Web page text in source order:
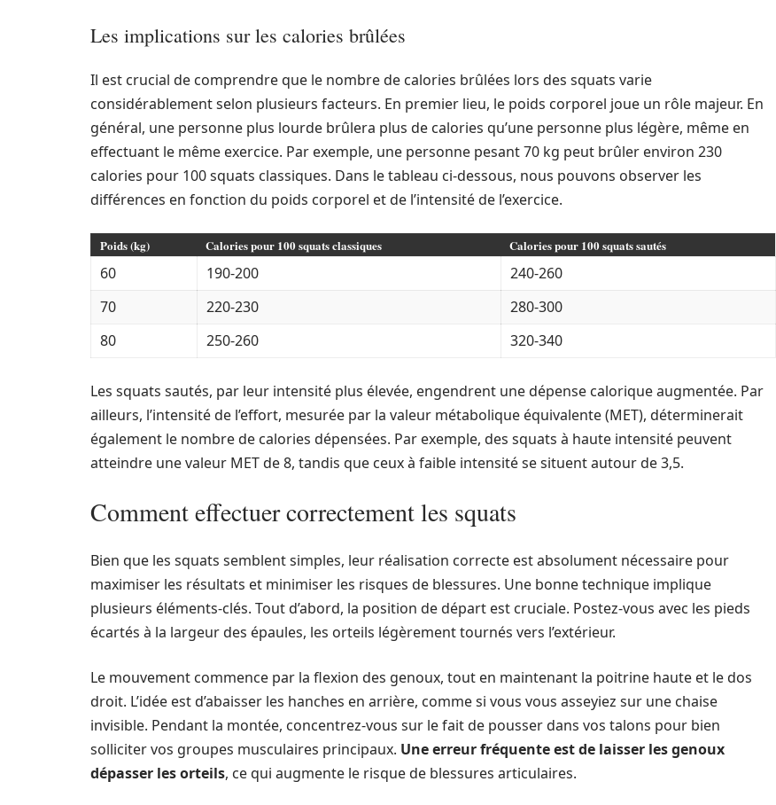
Les implications sur les calories brûlées
Il est crucial de comprendre que le nombre de calories brûlées lors des squats varie
considérablement selon plusieurs facteurs. En premier lieu, le poids corporel joue un rôle majeur. En
général, une personne plus lourde brûlera plus de calories qu’une personne plus légère, même en
effectuant le même exercice. Par exemple, une personne pesant 70 kg peut brûler environ 230
calories pour 100 squats classiques. Dans le tableau ci-dessous, nous pouvons observer les
différences en fonction du poids corporel et de l’intensité de l’exercice.
Poids (kg) Calories pour 100 squats classiques Calories pour 100 squats sautés
60 190-200
240-260
70
220-230
280-300
80
250-260 320-340
Les squats sautés, par leur intensité plus élevée, engendrent une dépense calorique augmentée. Par
ailleurs, l’intensité de l’effort, mesurée par la valeur métabolique équivalente (MET), déterminerait
également le nombre de calories dépensées. Par exemple, des squats à haute intensité peuvent
atteindre une valeur MET de 8, tandis que ceux à faible intensité se situent autour de 3,5.
Comment effectuer correctement les squats
Bien que les squats semblent simples, leur réalisation correcte est absolument nécessaire pour
maximiser les résultats et minimiser les risques de blessures. Une bonne technique implique
plusieurs éléments-clés. Tout d’abord, la position de départ est cruciale. Postez-vous avec les pieds
écartés à la largeur des épaules, les orteils légèrement tournés vers l’extérieur.
Le mouvement commence par la flexion des genoux, tout en maintenant la poitrine haute et le dos
droit. L’idée est d’abaisser les hanches en arrière, comme si vous vous asseyiez sur une chaise
invisible. Pendant la montée, concentrez-vous sur le fait de pousser dans vos talons pour bien
solliciter vos groupes musculaires principaux. Une erreur fréquente est de laisser les genoux
dépasser les orteils, ce qui augmente le risque de blessures articulaires.